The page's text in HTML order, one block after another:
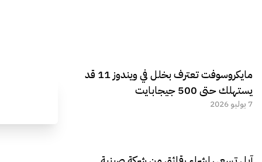
مايكروسوفت تعترف بخلل في ويندوز 11 قد
يستهلك حتى 500 جيجابايت
7 يوليو 2026